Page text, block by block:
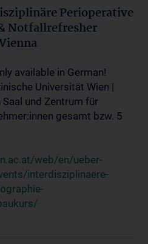
Perioperative
Notfallrefresher
available in German!
Universität Wien |
und Zentrum für
gesamt bzw. 5
web/en/ueber-
interdisziplinaere-